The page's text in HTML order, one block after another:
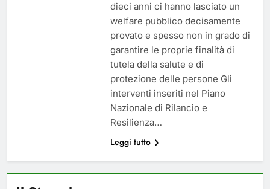
dieci anni ci hanno lasciato un
welfare pubblico decisamente
provato e spesso non in grado di
garantire le proprie finalità di
tutela della salute e di
protezione delle persone Gli
interventi inseriti nel Piano
Nazionale di Rilancio e
Resilienza…
Leggi tutto